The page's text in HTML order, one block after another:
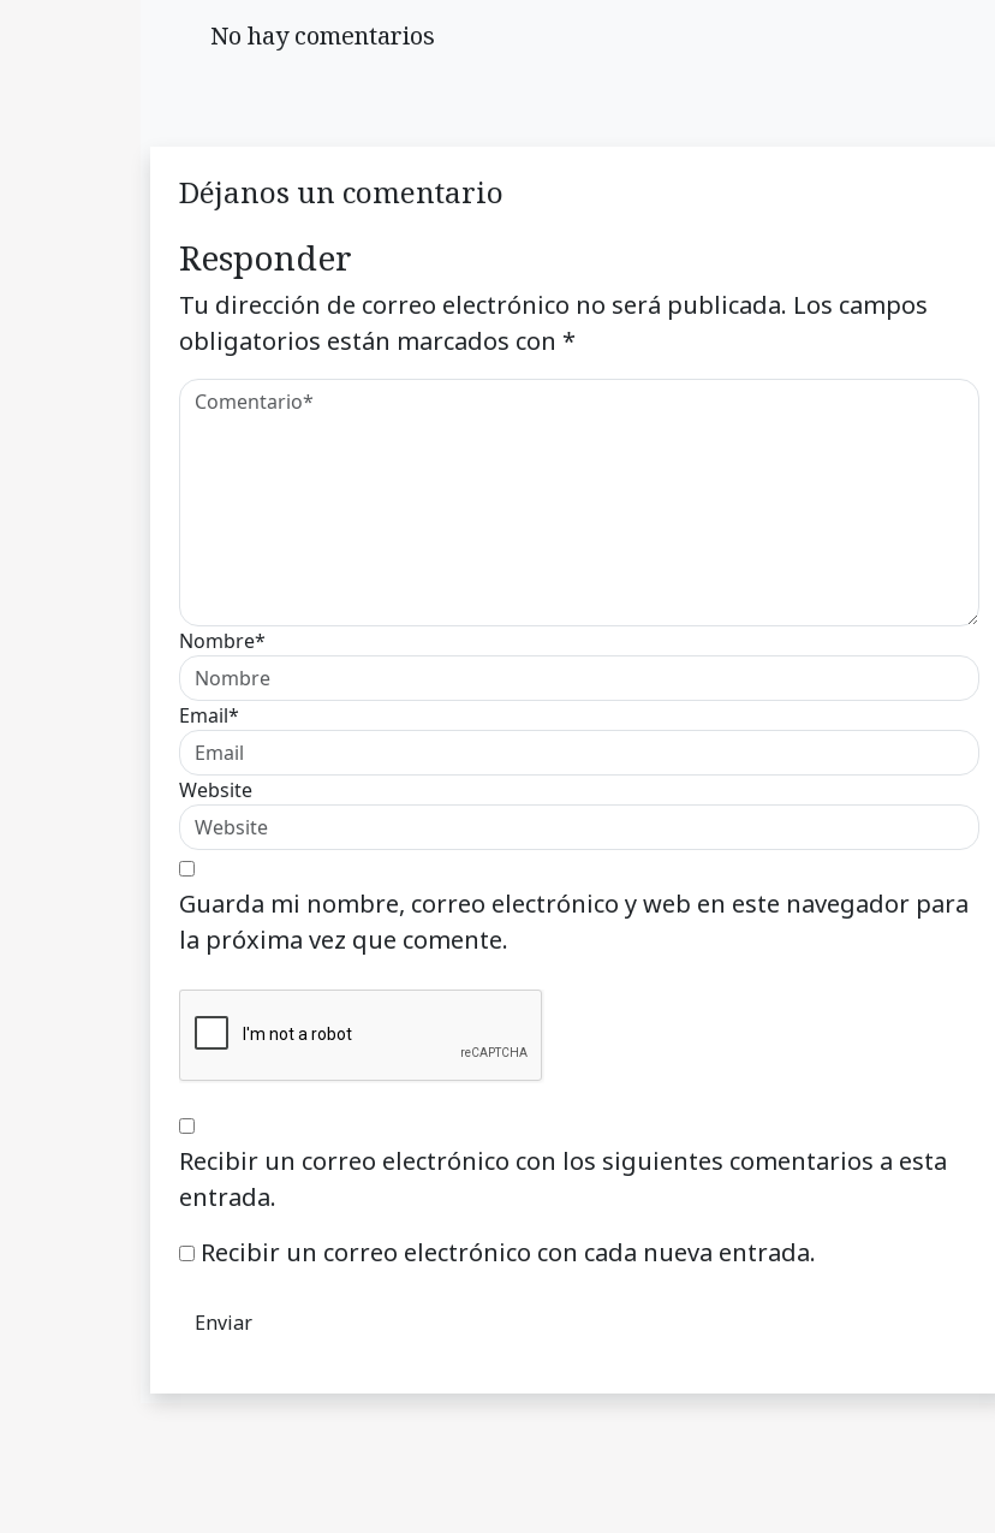
No hay comentarios
Déjanos un comentario
Responder
Tu dirección de correo electrónico no será publicada. Los campos
obligatorios están marcados con *
Nombre*
Email*
Website
Guarda mi nombre, correo electrónico y web en este navegador para
la próxima vez que comente.
Recibir un correo electrónico con los siguientes comentarios a esta
entrada.
Recibir un correo electrónico con cada nueva entrada.